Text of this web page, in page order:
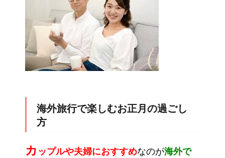
海外旅行で楽しむお正月の過ごし
方
カ ップルや夫婦におすすめなのが海外で